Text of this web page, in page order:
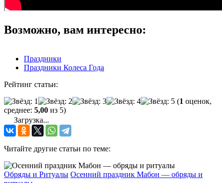
Возможно, вам интересно:
Праздники
Праздники Колеса Года
Рейтинг статьи:
(1 оценок,
среднее: 5,00 из 5)
Загрузка...
Читайте другие статьи по теме:
Обряды и Ритуалы Осенний праздник Мабон — обряды и